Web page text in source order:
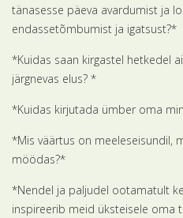
tänasesse päeva avardumist ja
endassetõmbumist ja igatsust?*
*Kuidas saan kirgastel hetkedel
järgnevas elus? *
*Kuidas kirjutada ümber oma
*Mis väärtus on meeleseisundil,
möödas?*
*Nendel ja paljudel ootamatult
inspireerib meid üksteisele oma